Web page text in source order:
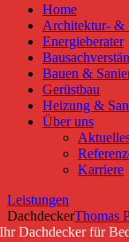
Home
Architektur- &
Energieberater
Bauen &
Gerüstbau
Heizung &
Über uns
Karriere
Leistungen
DachdeckerThomas
Ihr Dachdecker für